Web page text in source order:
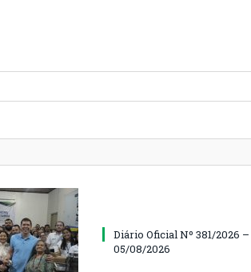
Diário Oficial Nº 381/2026 –
05/08/2026